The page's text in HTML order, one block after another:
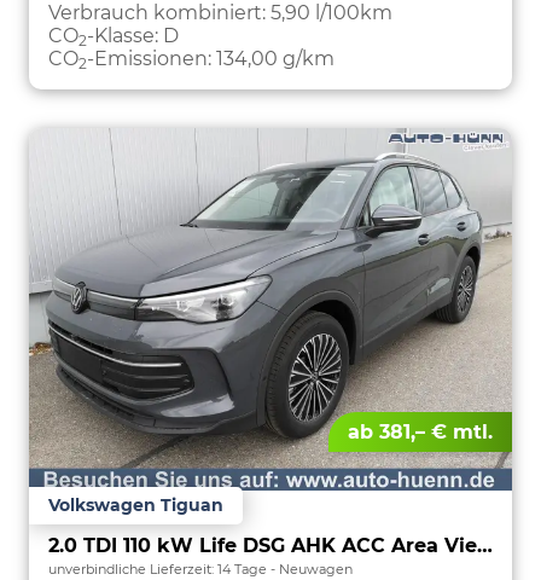
Verbrauch kombiniert: 5,90 l/100km
CO2-Klasse: D
CO2-Emissionen: 134,00 g/km
ab 381,– € mtl.
Volkswagen Tiguan
2.0 TDI 110 kW Life DSG AHK ACC Area View Travel
unverbindliche Lieferzeit: 14 Tage Neuwagen